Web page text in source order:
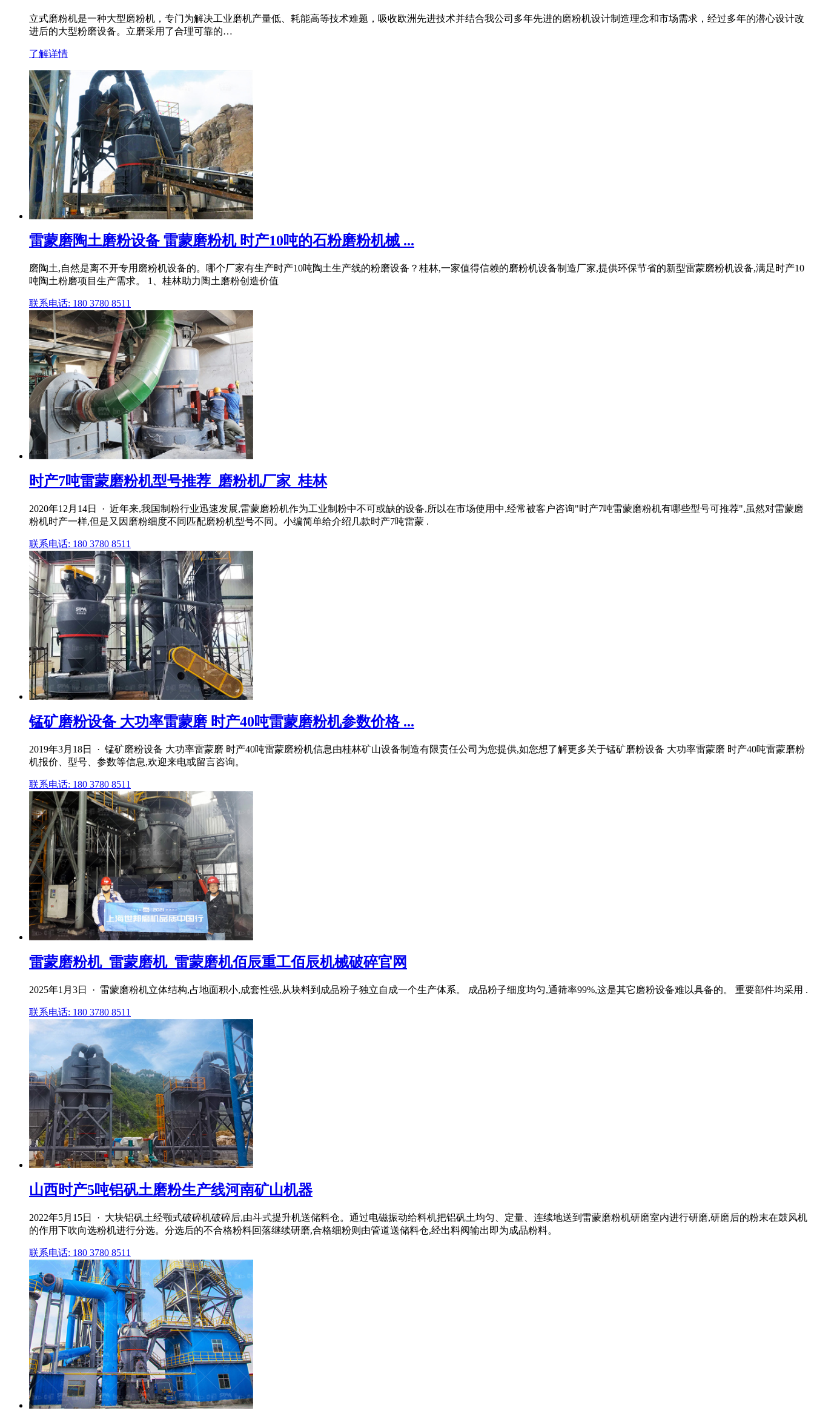
立式磨粉机是一种大型磨粉机，专门为解决工业磨机产量低、耗能高等技术难题，吸收欧洲先进技术并结合我公司多年先进的磨粉机设计制造理念和市场需求，经过多年的潜心设计改
进后的大型粉磨设备。立磨采用了合理可靠的…
了解详情
雷蒙磨陶土磨粉设备 雷蒙磨粉机 时产10吨的石粉磨粉机械 ...
磨陶土,自然是离不开专用磨粉机设备的。哪个厂家有生产时产10吨陶土生产线的粉磨设备？桂林,一家值得信赖的磨粉机设备制造厂家,提供环保节省的新型雷蒙磨粉机设备,满足时产10
吨陶土粉磨项目生产需求。 1、桂林助力陶土磨粉创造价值
联系电话: 180 3780 8511
时产7吨雷蒙磨粉机型号推荐_磨粉机厂家_桂林
2020年12月14日 · 近年来,我国制粉行业迅速发展,雷蒙磨粉机作为工业制粉中不可或缺的设备,所以在市场使用中,经常被客户咨询"时产7吨雷蒙磨粉机有哪些型号可推荐",虽然对雷蒙磨
粉机时产一样,但是又因磨粉细度不同匹配磨粉机型号不同。小编简单给介绍几款时产7吨雷蒙 .
联系电话: 180 3780 8511
锰矿磨粉设备 大功率雷蒙磨 时产40吨雷蒙磨粉机参数价格 ...
2019年3月18日 · 锰矿磨粉设备 大功率雷蒙磨 时产40吨雷蒙磨粉机信息由桂林矿山设备制造有限责任公司为您提供,如您想了解更多关于锰矿磨粉设备 大功率雷蒙磨 时产40吨雷蒙磨粉
机报价、型号、参数等信息,欢迎来电或留言咨询。
联系电话: 180 3780 8511
雷蒙磨粉机_雷蒙磨机_雷蒙磨机佰辰重工佰辰机械破碎官网
2025年1月3日 · 雷蒙磨粉机立体结构,占地面积小,成套性强,从块料到成品粉子独立自成一个生产体系。 成品粉子细度均匀,通筛率99%,这是其它磨粉设备难以具备的。 重要部件均采用 .
联系电话: 180 3780 8511
山西时产5吨铝矾土磨粉生产线河南矿山机器
2022年5月15日 · 大块铝矾土经颚式破碎机破碎后,由斗式提升机送储料仓。通过电磁振动给料机把铝矾土均匀、定量、连续地送到雷蒙磨粉机研磨室内进行研磨,研磨后的粉末在鼓风机
的作用下吹向选粉机进行分选。分选后的不合格粉料回落继续研磨,合格细粉则由管道送储料仓,经出料阀输出即为成品粉料。
联系电话: 180 3780 8511